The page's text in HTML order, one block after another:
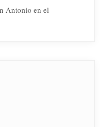
Antonio en el